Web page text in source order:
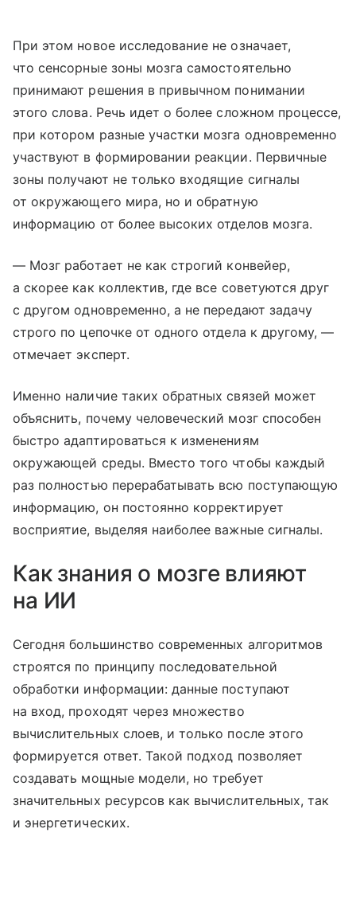
При этом новое исследование не означает,
что сенсорные зоны мозга самостоятельно
принимают решения в привычном понимании
этого слова. Речь идет о более сложном процессе,
при котором разные участки мозга одновременно
участвуют в формировании реакции. Первичные
зоны получают не только входящие сигналы
от окружающего мира, но и обратную
информацию от более высоких отделов мозга.
— Мозг работает не как строгий конвейер,
а скорее как коллектив, где все советуются друг
с другом одновременно, а не передают задачу
строго по цепочке от одного отдела к другому, —
отмечает эксперт.
Именно наличие таких обратных связей может
объяснить, почему человеческий мозг способен
быстро адаптироваться к изменениям
окружающей среды. Вместо того чтобы каждый
раз полностью перерабатывать всю поступающую
информацию, он постоянно корректирует
восприятие, выделяя наиболее важные сигналы.
Как знания о мозге влияют
на ИИ
Сегодня большинство современных алгоритмов
строятся по принципу последовательной
обработки информации: данные поступают
на вход, проходят через множество
вычислительных слоев, и только после этого
формируется ответ. Такой подход позволяет
создавать мощные модели, но требует
значительных ресурсов как вычислительных, так
и энергетических.